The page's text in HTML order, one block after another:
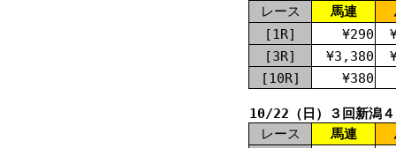
レース
馬連
[1R]
¥290
[3R]
¥3,380
[10R]
¥380
10/22（日）３回新潟
レース
馬連